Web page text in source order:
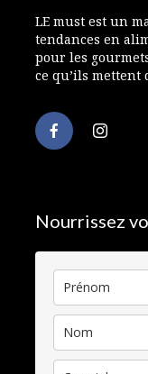
LE must est un
tendances en
pour les
ce qu’ils mettent
Nourrissez